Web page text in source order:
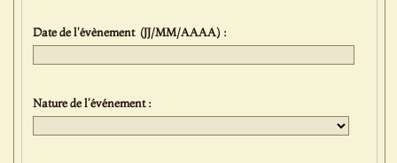
Date de l'évènement (JJ/MM/AAAA) :
Nature de l'événement :